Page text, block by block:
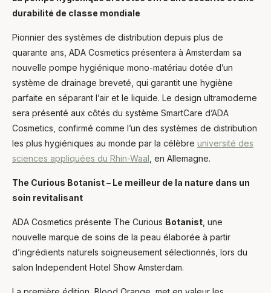
durabilité de classe mondiale
Pionnier des systèmes de distribution depuis plus de
quarante ans, ADA Cosmetics présentera à Amsterdam sa
nouvelle pompe hygiénique mono-matériau dotée d’un
système de drainage breveté, qui garantit une hygiène
parfaite en séparant l’air et le liquide. Le design ultramoderne
sera présenté aux côtés du système SmartCare d’ADA
Cosmetics, confirmé comme l’un des systèmes de distribution
les plus hygiéniques au monde par la célèbre université des
sciences appliquées du Rhin-Waal, en Allemagne.
The Curious Botanist – Le meilleur de la nature dans un
soin revitalisant
ADA Cosmetics présente The Curious Botanist, une
nouvelle marque de soins de la peau élaborée à partir
d’ingrédients naturels soigneusement sélectionnés, lors du
salon Independent Hotel Show Amsterdam.